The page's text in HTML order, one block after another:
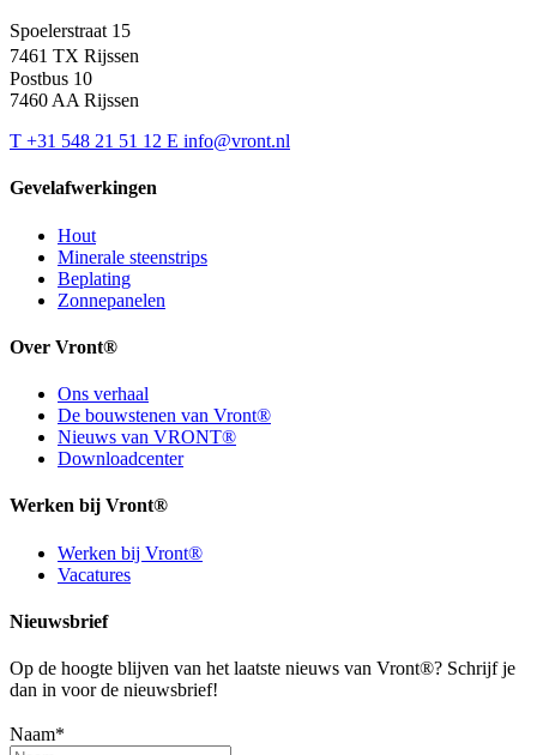
Spoelerstraat 15
7461 TX Rijssen
Postbus 10
7460 AA Rijssen
T +31 548 21 51 12 E info@vront.nl
Gevelafwerkingen
Hout
Minerale steenstrips
Beplating
Zonnepanelen
Over Vront®
Ons verhaal
De bouwstenen van Vront®
Nieuws van VRONT®
Downloadcenter
Werken bij Vront®
Werken bij Vront®
Vacatures
Nieuwsbrief
Op de hoogte blijven van het laatste nieuws van Vront®? Schrijf je
dan in voor de nieuwsbrief!
Naam*